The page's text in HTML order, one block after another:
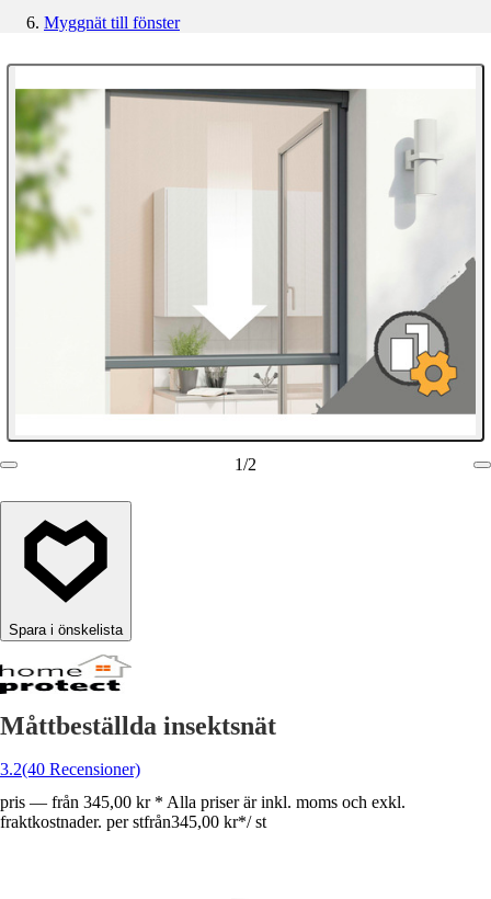
Myggnät till fönster
1/2
Spara i önskelista
Måttbeställda insektsnät
3.2(40 Recensioner)
pris — från 345,00 kr * Alla priser är inkl. moms och exkl.
fraktkostnader. per stfrån345,00 kr*/ st